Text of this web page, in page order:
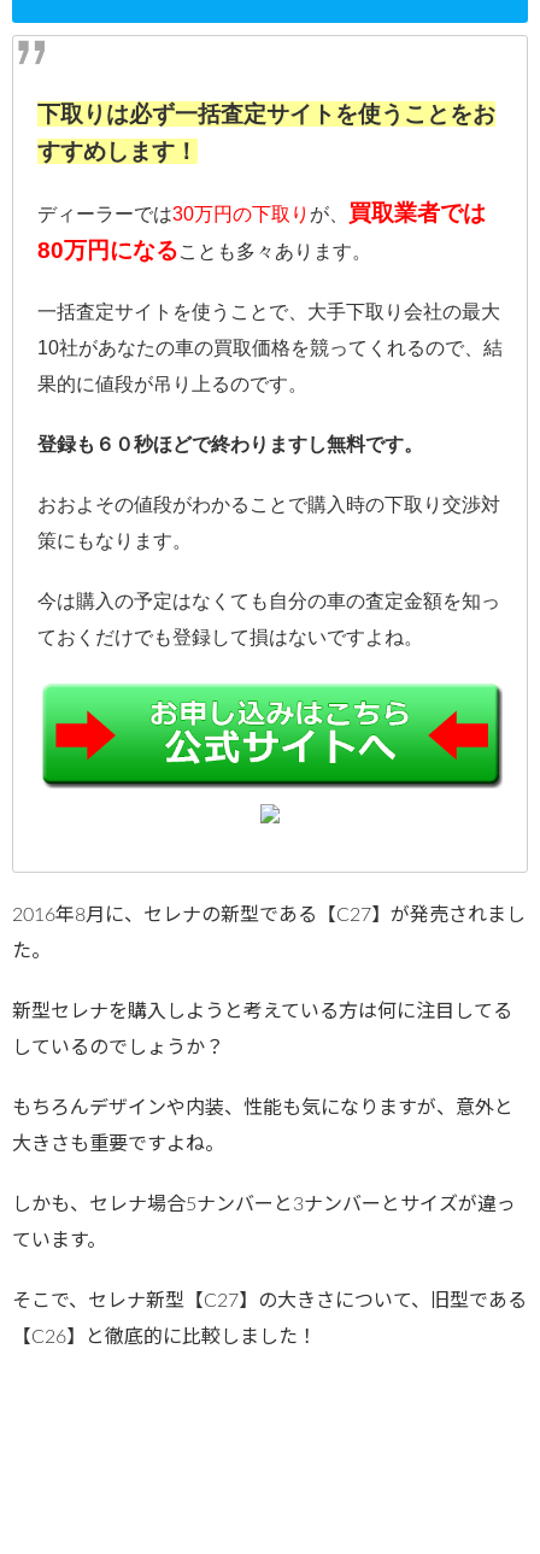
下取りは必ず一括査定サイトを使うことをお
すすめします！
ディーラーでは30万円の下取り が、
買取業者では
80万円になることも多々あります。
一括査定サイトを使うことで、大手下取り会社の最大
10社があなたの車の買取価格を競ってくれるので、 結
果的に値段が吊り上るのです。
登録も６０秒ほどで終わりますし無料です。
おおよその値段がわかることで購入時の下取り交渉対
策にもなります。
今は購入の予定はなくても自分の車の査定金額を知っ
ておくだけでも登録して損はないですよね。
2016年8月に、セレナの新型である【C27】が発売されまし
た。
新型セレナを購入しようと考えている方は何に注目してる
しているのでしょうか？
もちろんデザインや内装、性能も気になりますが、意外と
大きさも重要ですよね。
しかも、セレナ場合5ナンバーと3ナンバーとサイズが違っ
ています。
そこで、セレナ新型【C27】の大きさについて、旧型である
【C26】と徹底的に比較しました！